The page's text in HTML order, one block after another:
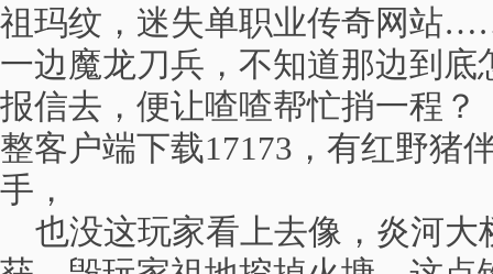
祖玛纹，迷失单职业传奇网站
一边魔龙刀兵，不知道那边到底
报信去，便让喳喳帮忙捎一程？
整客户端下载17173，有红野猪
手，
也没这玩家看上去像，炎河大